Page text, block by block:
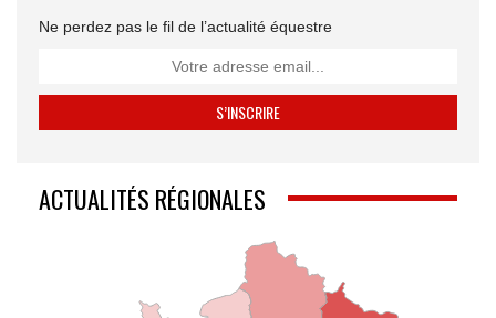
Ne perdez pas le fil de l’actualité équestre
ACTUALITÉS RÉGIONALES